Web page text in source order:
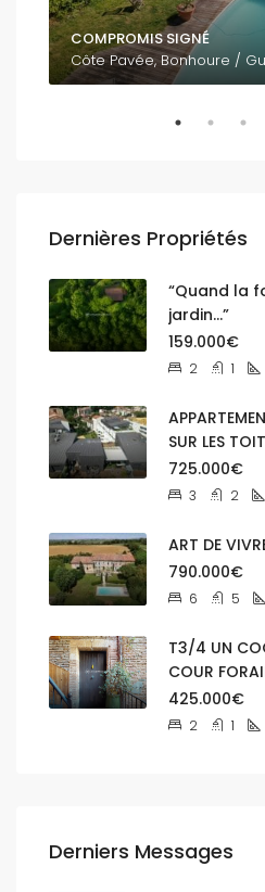
COMPROMIS SIGNÉ
Dernières Propriétés
“Quand la
jardin…”
159.000€
2 1
SUR LES
725.000€
3 2
ART DE
790.000€
6 5
T3/4 UN
COUR
425.000€
2 1
Derniers Messages